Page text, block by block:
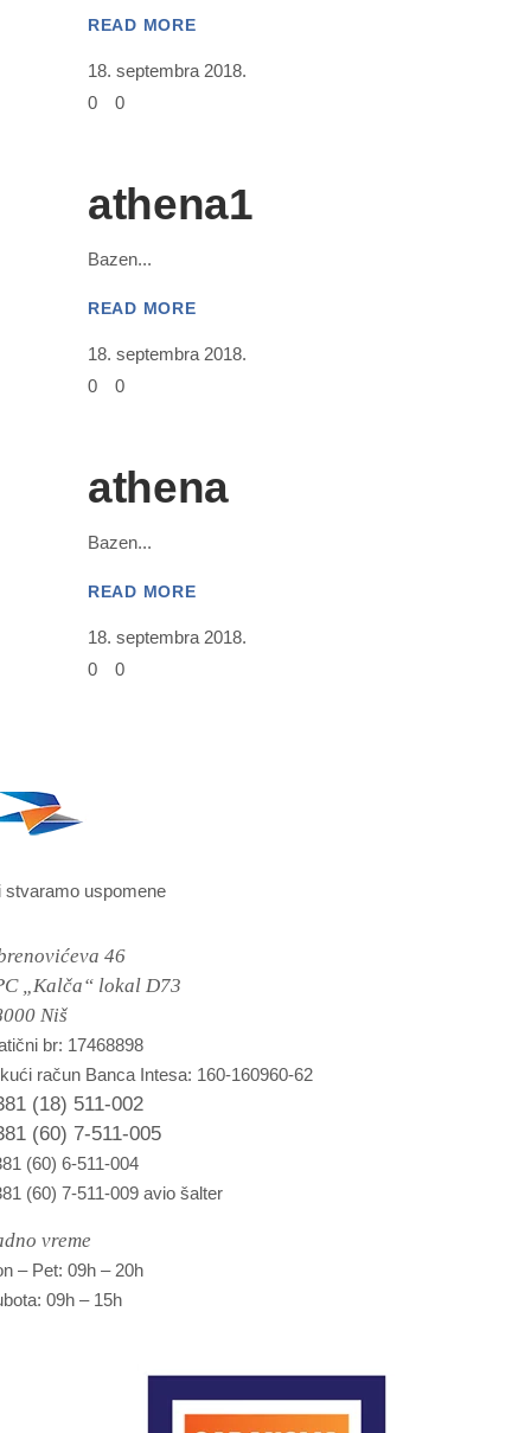
READ MORE
18. septembra 2018.
0
0
athena1
Bazen
READ MORE
18. septembra 2018.
0
0
athena
Bazen
READ MORE
18. septembra 2018.
0
0
stvaramo uspomene
46
„Kalča“ lokal D73
Niš
br: 17468898
račun Banca Intesa: 160-160960-62
(18) 511-002
(60) 7-511-005
(60) 6-511-004
(60) 7-511-009 avio šalter
vreme
– Pet: 09h – 20h
09h – 15h